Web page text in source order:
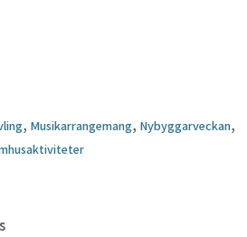
, Musikarrangemang, Nybyggarveckan,